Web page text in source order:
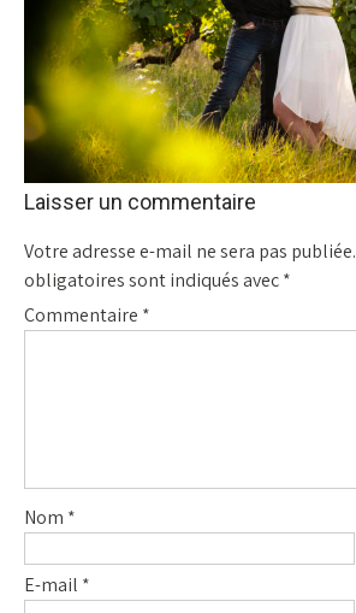
Laisser un commentaire
Votre adresse e-mail ne sera pas publiée.
obligatoires sont indiqués avec*
Commentaire *
Nom *
E-mail *